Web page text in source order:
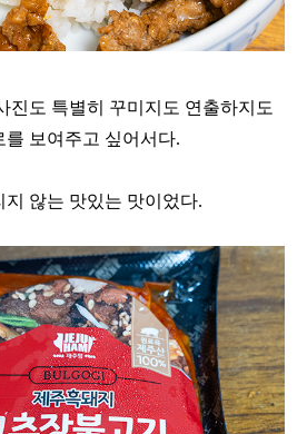
진도 특별히 꾸미지도 연출하지도
를 보여주고 싶어서다.
지 않는 맛있는 맛이었다.